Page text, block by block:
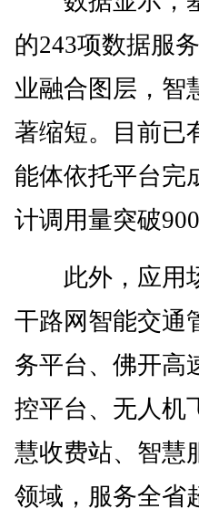
的243项数据服
业融合图层，智
著缩短。目前已
能体依托平台完
计调用量突破
此外，应用场
干路网智能交通
务平台、佛开高
控平台、无人机
慧收费站、智慧
领域，服务全省